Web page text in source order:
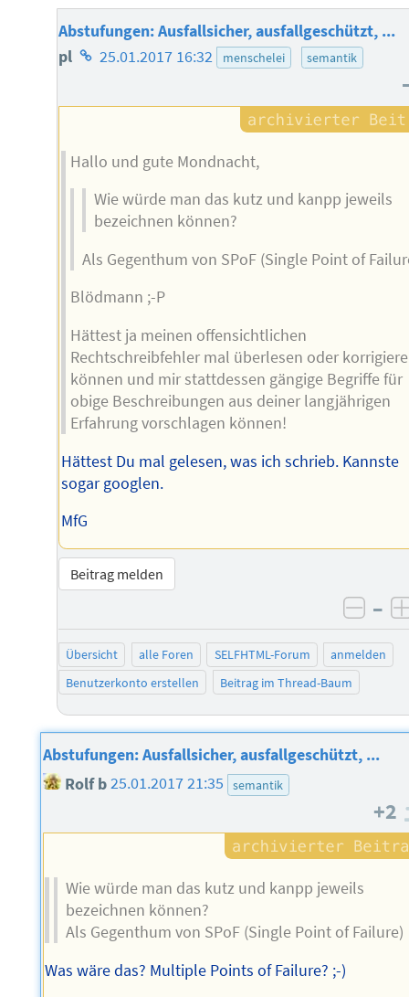
Abstufungen: Ausfallsicher, ausfallgeschützt, ...
pl Homepage
Autors
25.01.2017 16:32 menschelei semantik
Hallo und gute Mondnacht,
Wie würde man das kutz und kanpp jeweils
bezeichnen können?
Als Gegenthum von SPoF (Single Point of
Blödmann ;-P
Hättest ja meinen offensichtlichen
Rechtschreibfehler mal überlesen oder
können und mir stattdessen gängige Begriffe für
obige Beschreibungen aus deiner langjährigen
Erfahrung vorschlagen können!
Hättest Du mal gelesen, was ich schrieb. Kannste
sogar googlen.
MfG
Beitrag melden
–
Übersicht alle Foren SELFHTML-Forum
anmelden
Benutzerkonto erstellen
Beitrag im Thread-Baum
Abstufungen: Ausfallsicher, ausfallgeschützt, ...
Rolf b25.01.2017 21:35 semantik
+2
Wie würde man das kutz und kanpp jeweils
bezeichnen können?
Als Gegenthum von SPoF (Single Point of Failure)
Was wäre das? Multiple Points of Failure? ;-)